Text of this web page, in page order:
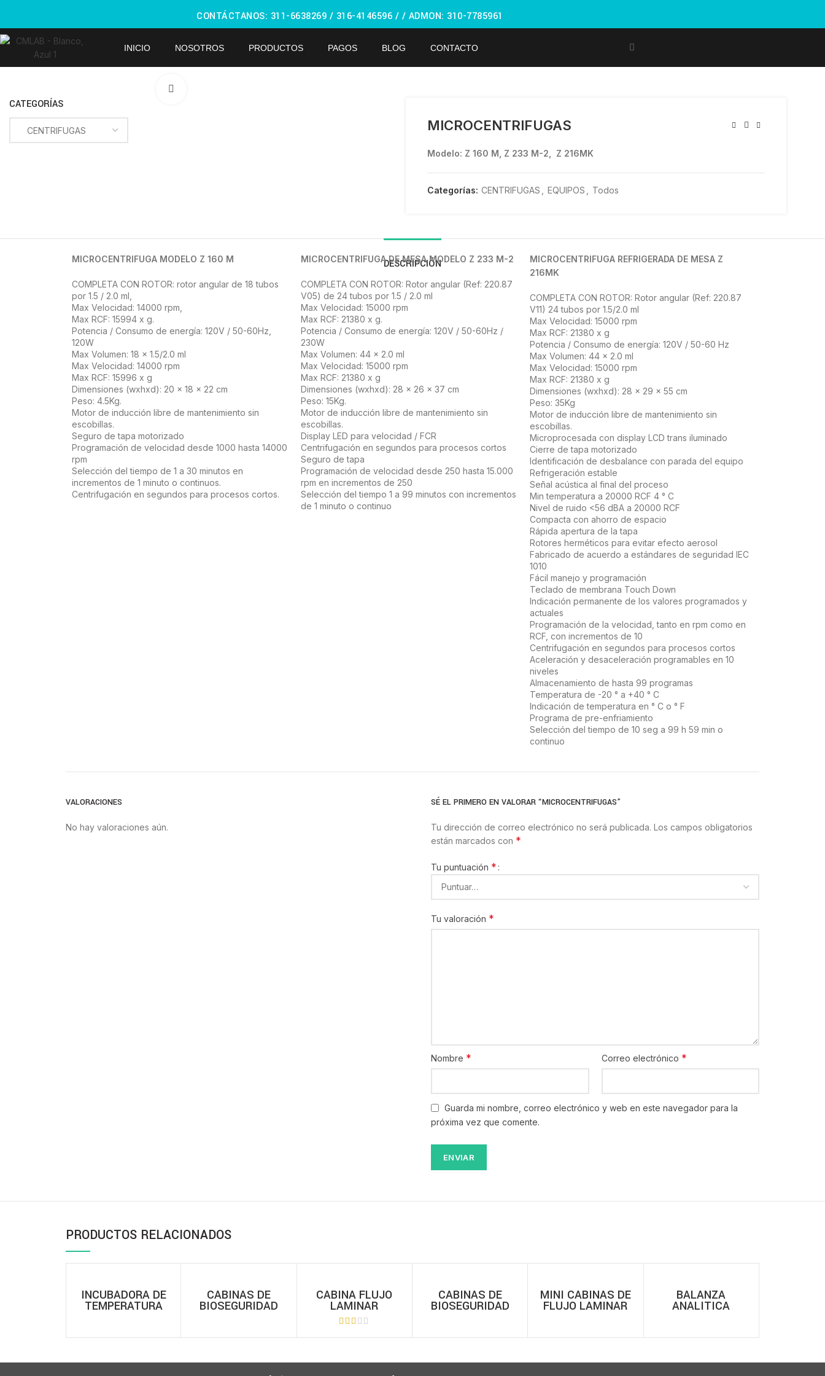
CONTÁCTANOS: 311-6638269 / 316-4146596 / / ADMON: 310-7785961
INICIO NOSOTROS PRODUCTOS PAGOS BLOG CONTACTO
MICROCENTRIFUGAS
Modelo: Z 160 M, Z 233 M-2, Z 216MK
Categorías: CENTRIFUGAS EQUIPOS Todos
CATEGORÍAS
DESCRIPCIÓN
MICROCENTRIFUGA MODELO Z 160 M
COMPLETA CON ROTOR: rotor angular de 18 tubos
por 1.5 / 2.0 ml,
Max Velocidad: 14000 rpm,
Max RCF: 15994 x g.
Potencia / Consumo de energía: 120V / 50-60Hz,
120W
Max Volumen: 18 x 1.5/2.0 ml
Max Velocidad: 14000 rpm
Max RCF: 15996 x g
Dimensiones (wxhxd): 20 x 18 x 22 cm
Peso: 4.5Kg.
Motor de inducción libre de mantenimiento sin
escobillas.
Seguro de tapa motorizado
Programación de velocidad desde 1000 hasta 14000
rpm
Selección del tiempo de 1 a 30 minutos en
incrementos de 1 minuto o continuos.
Centrifugación en segundos para procesos cortos.
MICROCENTRIFUGA DE MESA MODELO Z 233 M-2
COMPLETA CON ROTOR: Rotor angular (Ref: 220.87
V05) de 24 tubos por 1.5 / 2.0 ml
Max Velocidad: 15000 rpm
Max RCF: 21380 x g.
Potencia / Consumo de energía: 120V / 50-60Hz /
230W
Max Volumen: 44 x 2.0 ml
Max Velocidad: 15000 rpm
Max RCF: 21380 x g
Dimensiones (wxhxd): 28 x 26 x 37 cm
Peso: 15Kg.
Motor de inducción libre de mantenimiento sin
escobillas.
Display LED para velocidad / FCR
Centrifugación en segundos para procesos cortos
Seguro de tapa
Programación de velocidad desde 250 hasta 15.000
rpm en incrementos de 250
Selección del tiempo 1 a 99 minutos con incrementos
de 1 minuto o continuo
MICROCENTRIFUGA REFRIGERADA DE MESA Z
216MK
COMPLETA CON ROTOR: Rotor angular (Ref: 220.87
V11) 24 tubos por 1.5/2.0 ml
Max Velocidad: 15000 rpm
Max RCF: 21380 x g
Potencia / Consumo de energía: 120V / 50-60 Hz
Max Volumen: 44 x 2.0 ml
Max Velocidad: 15000 rpm
Max RCF: 21380 x g
Dimensiones (wxhxd): 28 x 29 x 55 cm
Peso: 35Kg
Motor de inducción libre de mantenimiento sin
escobillas.
Microprocesada con display LCD trans iluminado
Cierre de tapa motorizado
Identificación de desbalance con parada del equipo
Refrigeración estable
Señal acústica al final del proceso
Min temperatura a 20000 RCF 4 ° C
Nivel de ruido <56 dBA a 20000 RCF
Compacta con ahorro de espacio
Rápida apertura de la tapa
Rotores herméticos para evitar efecto aerosol
Fabricado de acuerdo a estándares de seguridad IEC
1010
Fácil manejo y programación
Teclado de membrana Touch Down
Indicación permanente de los valores programados y
actuales
Programación de la velocidad, tanto en rpm como en
RCF, con incrementos de 10
Centrifugación en segundos para procesos cortos
Aceleración y desaceleración programables en 10
niveles
Almacenamiento de hasta 99 programas
Temperatura de -20 ° a +40 ° C
Indicación de temperatura en ° C o ° F
Programa de pre-enfriamiento
Selección del tiempo de 10 seg a 99 h 59 min o
continuo
VALORACIONES
No hay valoraciones aún.
SÉ EL PRIMERO EN VALORAR “MICROCENTRIFUGAS”
Tu dirección de correo electrónico no será publicada. Los campos obligatorios
están marcados con *
Tu puntuación *
Tu valoración *
Nombre * Correo electrónico *
Guarda mi nombre, correo electrónico y web en este navegador para la
próxima vez que comente.
PRODUCTOS RELACIONADOS
INCUBADORA DE
TEMPERATURA
BJPX-H
CABINAS DE
BIOSEGURIDAD
II A2
CABINA FLUJO
LAMINAR
HORIZONTAL
BIOBASE BBS-H
CABINAS DE
BIOSEGURIDAD
MINI CABINAS DE
FLUJO LAMINAR
BALANZA
ANALITICA